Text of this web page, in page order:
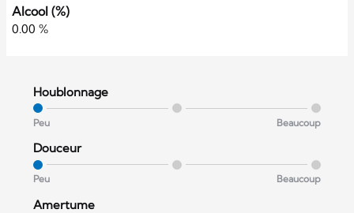
Alcool (%)
0.00 %
Houblonnage
Peu Beaucoup
Douceur
Peu Beaucoup
Amertume